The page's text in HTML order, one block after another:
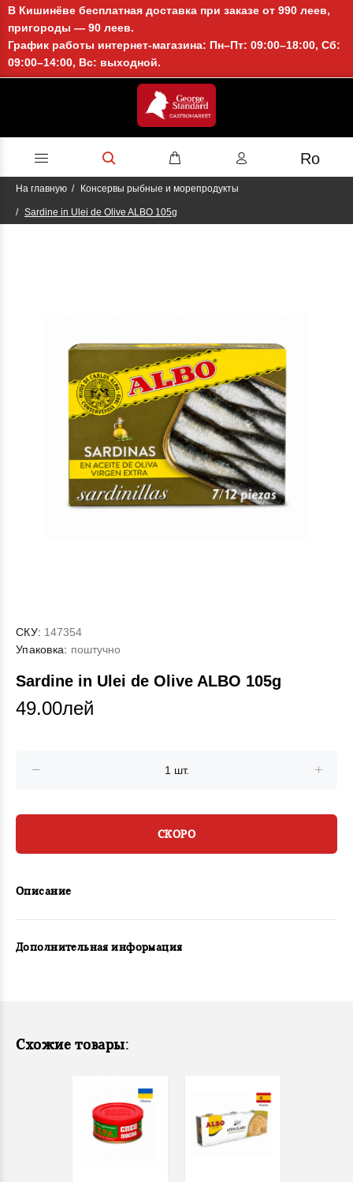
В Кишинёве бесплатная доставка при заказе от 990 леев,
пригороды — 90 леев.
График работы интернет-магазина: Пн–Пт: 09:00–18:00, Сб:
09:00–14:00, Вс: выходной.
Ro
На главную Консервы рыбные и морепродукты
Sardine in Ulei de Olive ALBO 105g
СКУ: 147354
Упаковка: поштучно
Sardine in Ulei de Olive ALBO 105g
49.00лей
СКОРО
Описание
Дополнительная информация
Схожие товары: